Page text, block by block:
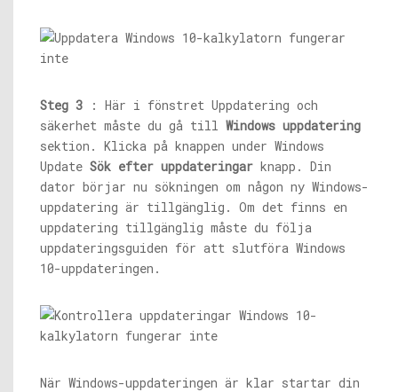
Steg 3 : Här i fönstret Uppdatering och
säkerhet måste du gå till Windows uppdatering
sektion. Klicka på knappen under Windows
Update Sök efter uppdateringar knapp. Din
dator börjar nu sökningen om någon ny Windows-
uppdatering är tillgänglig. Om det finns en
uppdatering tillgänglig måste du följa
uppdateringsguiden för att slutföra Windows
10-uppdateringen.
När Windows-uppdateringen är klar startar din